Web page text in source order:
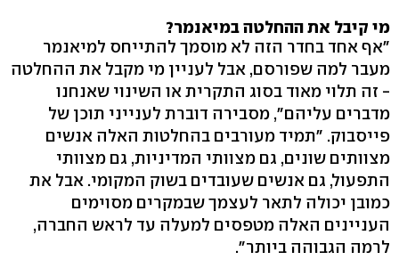
מי קיבל את ההחלטה במיאנמר?
"אף אחד בחדר הזה לא מוסמך להתייחס למיאנמר
מעבר למה שפורסם, אבל לעניין מי מקבל את ההחלטה
- זה תלוי מאוד בסוג התקרית או השינוי שאנחנו
מדברים עליהם", מסבירה דוברת לענייני תוכן של
פייסבוק. "תמיד מעורבים בהחלטות האלה אנשים
מצוותים שונים, גם מצוותי המדיניות, גם מצוותי
התפעול, גם אנשים שעובדים בשוק המקומי. אבל את
כמובן יכולה לתאר לעצמך שבמקרים מסוימים
העניינים האלה מטפסים למעלה עד לראש החברה,
לרמה הגבוהה ביותר".